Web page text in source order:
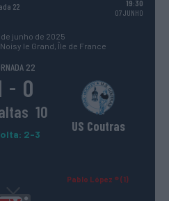
22
19:30
07 JUNHO
junho de 2025
le Grand, Île de France
22
- 0
10
2-3
US Coutras
Pablo López ® (1)